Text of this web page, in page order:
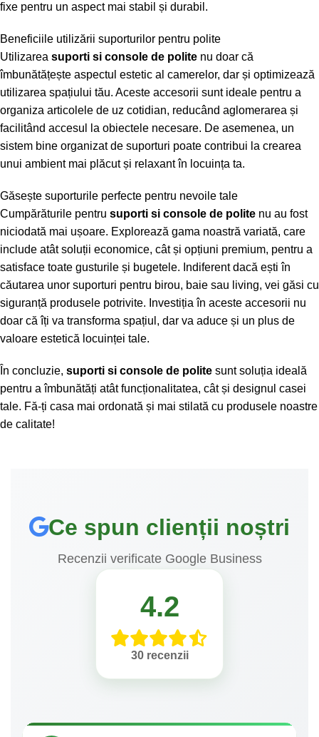
fixe pentru un aspect mai stabil și durabil.
Beneficiile utilizării suporturilor pentru polite
Utilizarea suporti si console de polite nu doar că
îmbunătățește aspectul estetic al camerelor, dar și optimizează
utilizarea spațiului tău. Aceste accesorii sunt ideale pentru a
organiza articolele de uz cotidian, reducând aglomerarea și
facilitând accesul la obiectele necesare. De asemenea, un
sistem bine organizat de suporturi poate contribui la crearea
unui ambient mai plăcut și relaxant în locuința ta.
Găsește suporturile perfecte pentru nevoile tale
Cumpărăturile pentru suporti si console de polite nu au fost
niciodată mai ușoare. Explorează gama noastră variată, care
include atât soluții economice, cât și opțiuni premium, pentru a
satisface toate gusturile și bugetele. Indiferent dacă ești în
căutarea unor suporturi pentru birou, baie sau living, vei găsi cu
siguranță produsele potrivite. Investiția în aceste accesorii nu
doar că îți va transforma spațiul, dar va aduce și un plus de
valoare estetică locuinței tale.
În concluzie, suporti si console de polite sunt soluția ideală
pentru a îmbunătăți atât funcționalitatea, cât și designul casei
tale. Fă-ți casa mai ordonată și mai stilată cu produsele noastre
de calitate!
Ce spun clienții noștri
Recenzii verificate Google Business
4.2
30 recenzii